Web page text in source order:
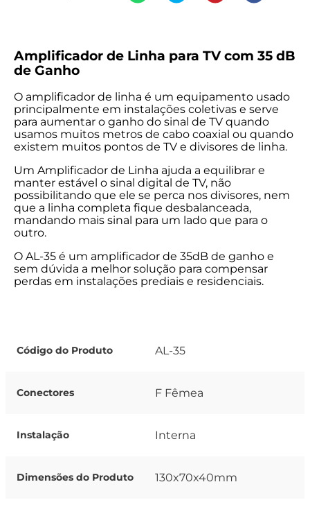
Amplificador de Linha para TV com 35 dB
de Ganho
O amplificador de linha é um equipamento usado
principalmente em instalações coletivas e serve
para aumentar o ganho do sinal de TV quando
usamos muitos metros de cabo coaxial ou quando
existem muitos pontos de TV e divisores de linha.
Um Amplificador de Linha ajuda a equilibrar e
manter estável o sinal digital de TV, não
possibilitando que ele se perca nos divisores, nem
que a linha completa fique desbalanceada,
mandando mais sinal para um lado que para o
outro.
O AL-35 é um amplificador de 35dB de ganho e
sem dúvida a melhor solução para compensar
perdas em instalações prediais e residenciais.
Código do Produto AL-35
Conectores F Fêmea
Instalação Interna
Dimensões do Produto 130x70x40mm